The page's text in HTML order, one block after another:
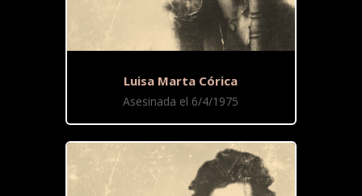
Luisa Marta Córica
Asesinada el 6/4/1975